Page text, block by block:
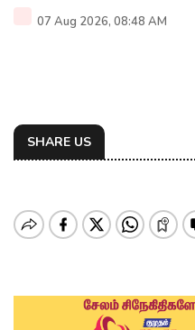
07 Aug 2026, 08:48 AM
SHARE US